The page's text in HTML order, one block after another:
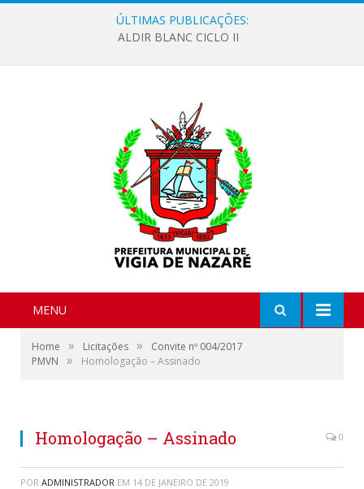
ÚLTIMAS PUBLICAÇÕES:
ALDIR BLANC CICLO II
MENU
Home » Licitações »
Convite nº 004/2017
PMVN
» Homologação – Assinado
Homologação – Assinado 0
POR ADMINISTRADOR EM 14 DE JANEIRO DE 2019